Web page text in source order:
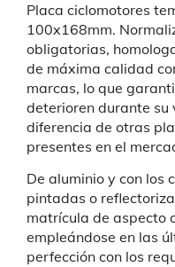
Placa ciclomotores
100x168mm.
obligatorias,
de máxima calidad
marcas, lo que
deterioren durante
diferencia de otras
presentes en el
De aluminio y con los
pintadas o
matrícula de aspecto
empleándose en las
perfección con los